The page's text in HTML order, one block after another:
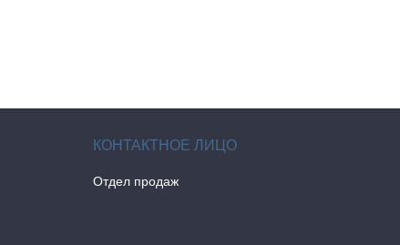
Отдел продаж